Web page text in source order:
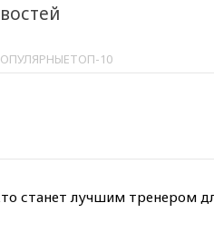
ТОП-10
станет лучшим тренером